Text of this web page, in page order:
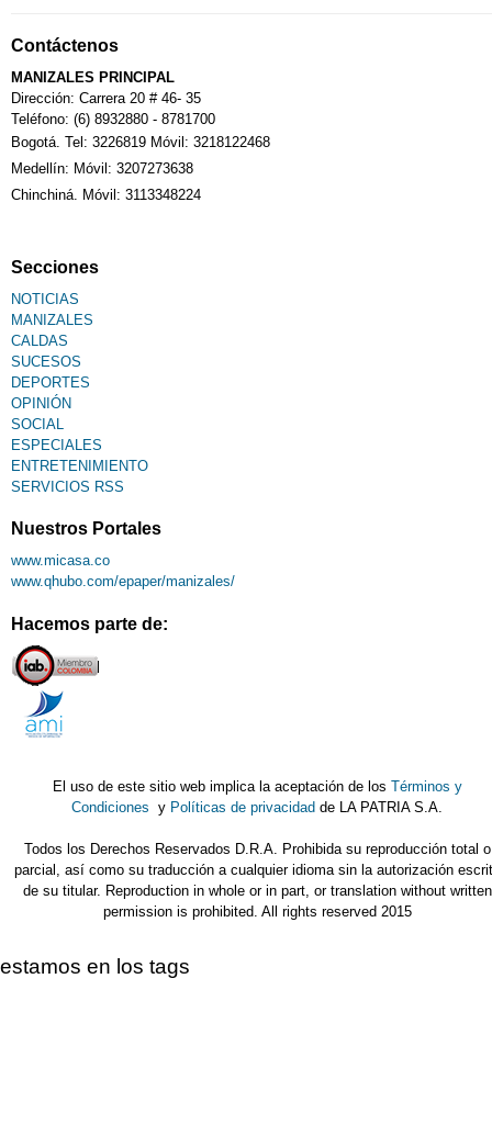
Contáctenos
MANIZALES PRINCIPAL
Dirección: Carrera 20 # 46- 35
Teléfono: (6) 8932880 - 8781700
Bogotá. Tel: 3226819 Móvil: 3218122468
Medellín: Móvil: 3207273638
Chinchiná. Móvil: 3113348224
Secciones
NOTICIAS
MANIZALES
CALDAS
SUCESOS
DEPORTES
OPINIÓN
SOCIAL
ESPECIALES
ENTRETENIMIENTO
SERVICIOS RSS
Nuestros Portales
www.micasa.co
www.qhubo.com/epaper/manizales/
Hacemos parte de:
El uso de este sitio web implica la aceptación de los Términos y
Condiciones y Políticas de privacidad de LA PATRIA S.A.
Todos los Derechos Reservados D.R.A. Prohibida su reproducción total o
parcial, así como su traducción a cualquier idioma sin la autorización
de su titular. Reproduction in whole or in part, or translation without written
permission is prohibited. All rights reserved 2015
estamos en los tags